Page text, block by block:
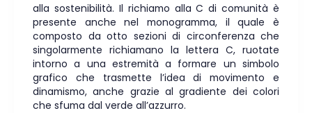
alla sostenibilità. Il richiamo alla C di comunità è
presente anche nel monogramma, il quale è
composto da otto sezioni di circonferenza che
singolarmente richiamano la lettera C, ruotate
intorno a una estremità a formare un simbolo
grafico che trasmette l’idea di movimento e
dinamismo, anche grazie al gradiente dei colori
che sfuma dal verde all’azzurro.